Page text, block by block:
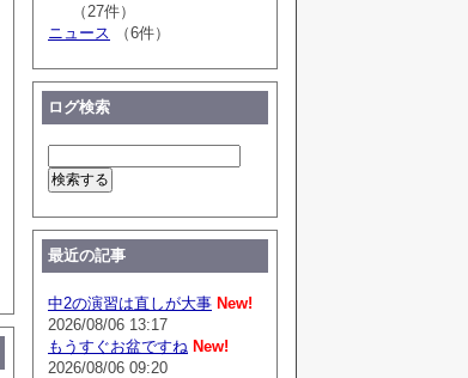
（27件）
ニュース （6件）
ログ検索
最近の記事
中2の演習は直しが大事 New!
2026/08/06 13:17
もうすぐお盆ですね New!
2026/08/06 09:20